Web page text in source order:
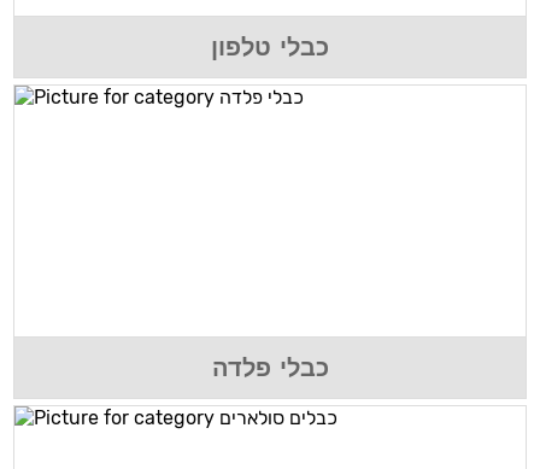
כבלי טלפון
כבלי פלדה